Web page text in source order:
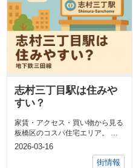
志村三丁目駅は住みや
すい？
家賃・アクセス・買い物から見る
板橋区のコスパ住宅エリア。 板
橋区で賃貸を探している方の中
2026-03-16
街情報